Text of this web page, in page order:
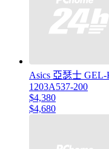
Asics 亞瑟士
1203A537-200
$4,380
$4,680